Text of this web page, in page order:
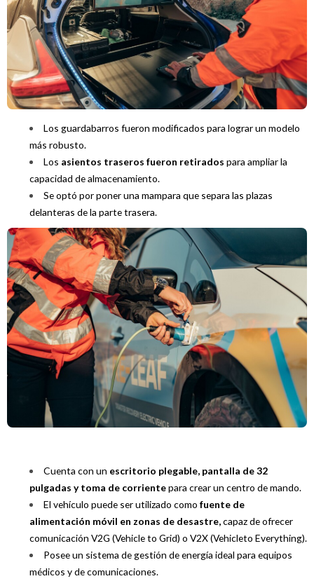
Los guardabarros fueron modificados para lograr un modelo
más robusto.
Los asientos traseros fueron retirados para ampliar la
capacidad de almacenamiento.
Se optó por poner una mampara que separa las plazas
delanteras de la parte trasera.
Cuenta con un escritorio plegable, pantalla de 32
pulgadas y toma de corrientepara crear un centro de mando.
El vehículo puede ser utilizado como fuente de
alimentación móvil en zonas de desastre,capaz de ofrecer
comunicación V2G (Vehicle to Grid) o V2X (Vehicleto Everything).
Posee un sistema de gestión de energía ideal para equipos
médicos y de comunicaciones.